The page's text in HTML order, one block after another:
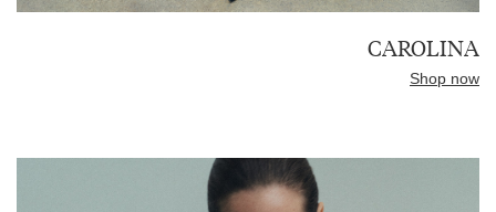
CAROLINA
Shop now